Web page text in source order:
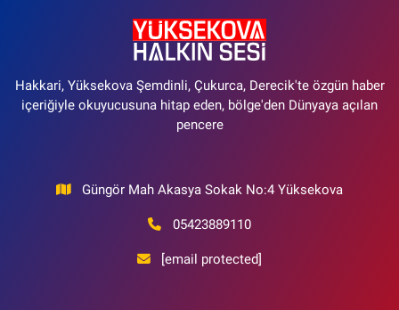
Hakkari, Yüksekova Şemdinli, Çukurca, Derecik'te özgün haber
içeriğiyle okuyucusuna hitap eden, bölge'den Dünyaya açılan
pencere
Güngör Mah Akasya Sokak No:4 Yüksekova
05423889110
[email protected]